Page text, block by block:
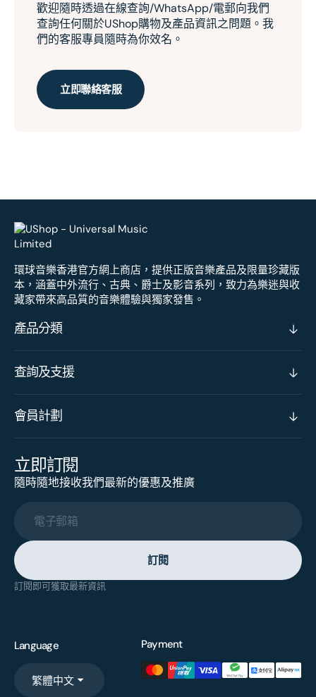
歡迎隨時透過在線查詢/WhatsApp/電郵向我們
查詢任何關於UShop購物及產品資訊之問題。我
們的客服專員隨時為你效名。
立即聯絡客服
環球音樂香港官方網上商店，提供正版音樂產品及限量珍藏版
本，涵蓋中外流行、古典、爵士及影音系列，致力為樂迷與收
藏家帶來高品質的音樂體驗與獨家發售。
產品分類
查詢及支援
會員計劃
立即訂閱
隨時隨地接收我們最新的優惠及推廣
電子郵箱
訂閱
訂閱即可獲取最新資訊
Language
繁體中文
Payment